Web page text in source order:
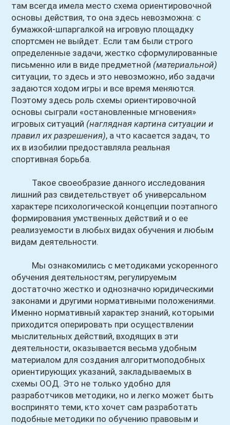
там всегда имела место схема ориентировочной
основы действия, то она здесь невозможна: с
бумажкой-шпаргалкой на игровую площадку
спортсмен не выйдет. Если там были строго
определенные задачи, жестко сформулированные
письменно или в виде предметной (материальной)
ситуации, то здесь и это невозможно, ибо задачи
задаются ходом игры и все время меняются.
Поэтому здесь роль схемы ориентировочной
основы сыграли «остановленные мгновения»
игровых ситуаций (наглядная картина ситуации и
правил их разрешения), а что касается задач, то
их в изобилии предоставляла реальная
спортивная борьба.
Такое своеобразие данного исследования
лишний раз свидетельствует об универсальном
характере психологической концепции поэтапного
формирования умственных действий и о ее
реализуемости в любых видах обучения и любым
видам деятельности.
Мы ознакомились с методиками ускоренного
обучения деятельностям, регулируемым
достаточно жестко и однозначно юридическими
законами и другими нормативными положениями.
Именно нормативный характер знаний, которыми
приходится оперировать при осуществлении
мыслительных действий, входящих в эти
деятельности, оказывается весьма удобным
материалом для создания алгоритмоподобных
ориентирующих указаний, закладываемых в
схемы ООД. Это не только удобно для
разработчиков методики, но и легко может быть
воспринято теми, кто хочет сам разработать
подобные методики по обучению правовым и